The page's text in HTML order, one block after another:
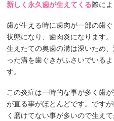
新しく永久歯が生えてくる際によ
歯が生える時に歯肉が一部の歯
状態になり、歯肉炎になります。
生えたての奥歯の溝は深いため
った溝を歯ぐきがふさいでいる
す。
この炎症は一時的な事が多く歯
が直る事がほとんどです。です
く磨けてない事が多いので生え